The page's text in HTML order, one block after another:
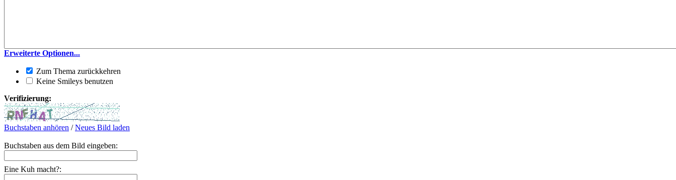
Erweiterte Optionen...
Zum Thema zurückkehren
Keine Smileys benutzen
Verifizierung:
Buchstaben anhören /Neues Bild laden
Buchstaben aus dem Bild eingeben:
Eine Kuh macht?: